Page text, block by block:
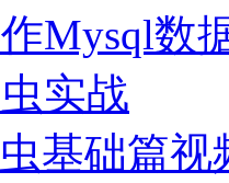
Mysql数
实战
基础篇视